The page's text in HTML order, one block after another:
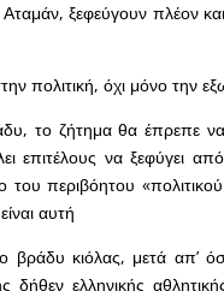
ξεφεύγουν πλέον
πολιτική, όχι μόνο την
το ζήτημα θα έπρεπε να
επιτέλους να ξεφύγει
του περιβόητου
αυτή
βράδυ κιόλας, μετά απ’
δήθεν ελληνικής